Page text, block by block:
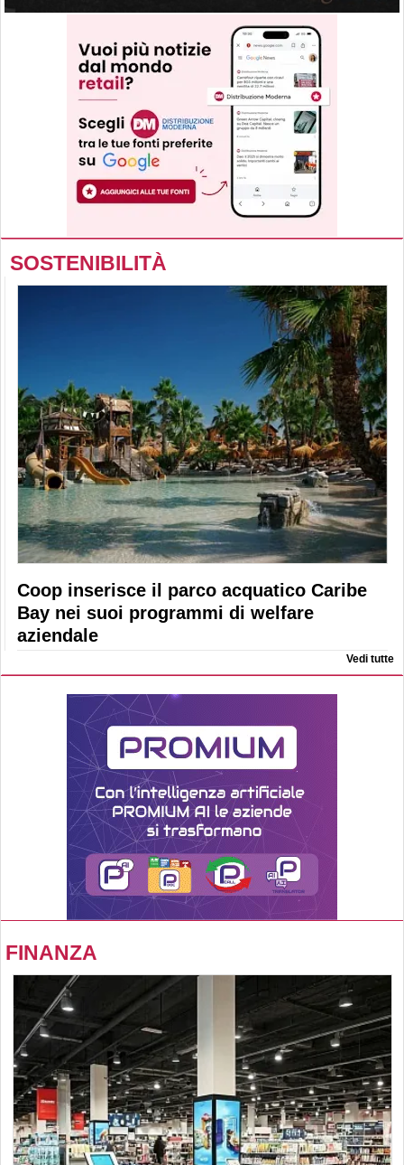
SOSTENIBILITÀ
Coop inserisce il parco acquatico Caribe
Bay nei suoi programmi di welfare
aziendale
Vedi tutte
FINANZA